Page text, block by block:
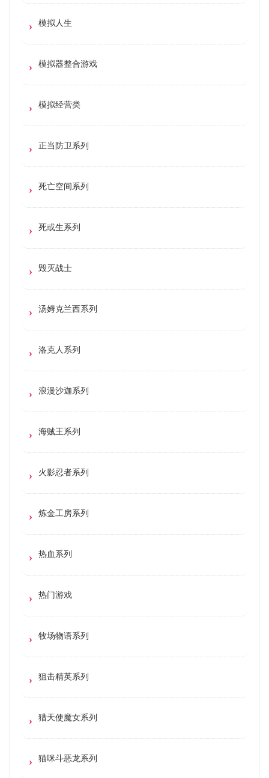
模拟人生
模拟器整合游戏
模拟经营类
正当防卫系列
死亡空间系列
死或生系列
毁灭战士
汤姆克兰西系列
洛克人系列
浪漫沙迦系列
海贼王系列
火影忍者系列
炼金工房系列
热血系列
热门游戏
牧场物语系列
狙击精英系列
猎天使魔女系列
猫咪斗恶龙系列